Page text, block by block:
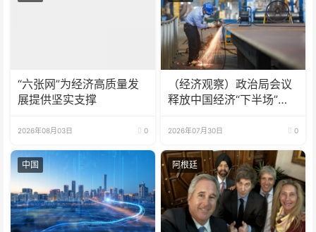
“六张网”为经济高质量发
展提供坚实支撑
2026年08月03日 0
（经济观察）政治局会议
释放中国经济“下半场”三
2026年07月30日 0
中国 阿根廷